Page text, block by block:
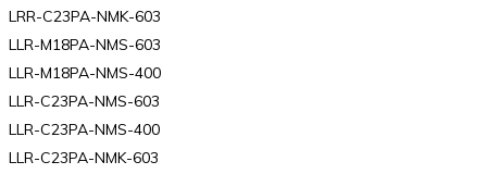
LRR-C23PA-NMK-603
LLR-M18PA-NMS-603
LLR-M18PA-NMS-400
LLR-C23PA-NMS-603
LLR-C23PA-NMS-400
LLR-C23PA-NMK-603